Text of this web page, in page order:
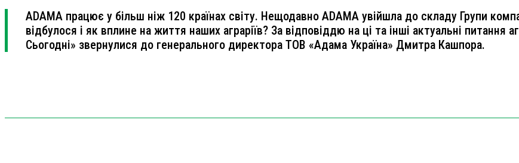
ADAMA працює у більш ніж 120 країнах світу. Нещодавно ADAMA увійшла до складу Групи
відбулося і як вплине на життя наших аграріїв? За відповіддю на ці та інші актуальні питання
Сьогодні» звернулися до генерального директора ТОВ «Aдама Україна» Дмитра Кашпора.